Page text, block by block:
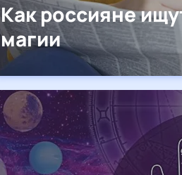
Как россияне
магии